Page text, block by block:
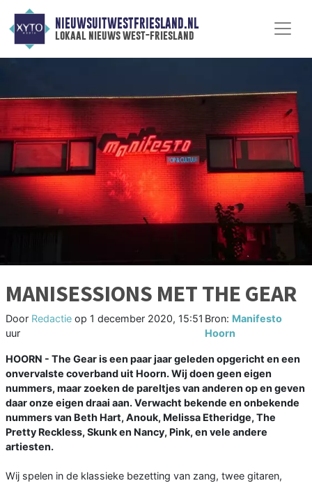
NIEUWSUITWESTFRIESLAND.NL
lokaal nieuws west-friesland
MANISESSIONS MET THE GEAR
Door Redactie op 1 december 2020, 15:51
uur
Bron: Manifesto
Hoorn
HOORN - The Gear is een paar jaar geleden opgericht en een
onvervalste coverband uit Hoorn. Wij doen geen eigen
nummers, maar zoeken de pareltjes van anderen op en geven
daar onze eigen draai aan. Verwacht bekende en onbekende
nummers van Beth Hart, Anouk, Melissa Etheridge, The
Pretty Reckless, Skunk en Nancy, Pink, en vele andere
artiesten.
Wij spelen in de klassieke bezetting van zang, twee gitaren,